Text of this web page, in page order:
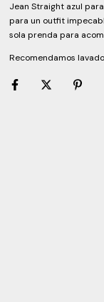
Jean Straight azul
para un outfit
sola prenda para
Recomendamos